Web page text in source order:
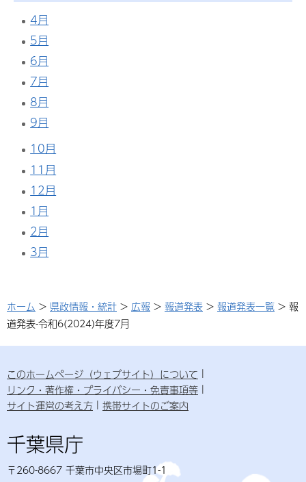
4月
5月
6月
7月
8月
9月
10月
11月
12月
1月
2月
3月
ホーム > 県政情報・統計 > 広報 > 報道発表 > 報道発表一覧 > 報
道発表-令和6(2024)年度7月
このホームページ（ウェブサイト）について
リンク・著作権・プライバシー・免責事項等
サイト運営の考え方
携帯サイトのご案内
千葉県庁
〒260-8667 千葉市中央区市場町1-1